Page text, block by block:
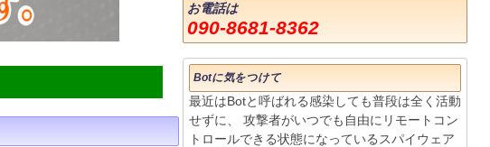
お電話は
090-8681-8362
Botに気をつけて
最近はBotと呼ばれる感染しても普段は全く活動
せずに、 攻撃者がいつでも自由にリモートコン
トロールできる状態になっているスパイウェア